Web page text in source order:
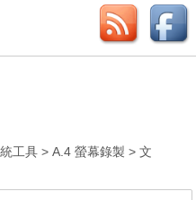
工具 >A.4 螢幕錄製 > 文